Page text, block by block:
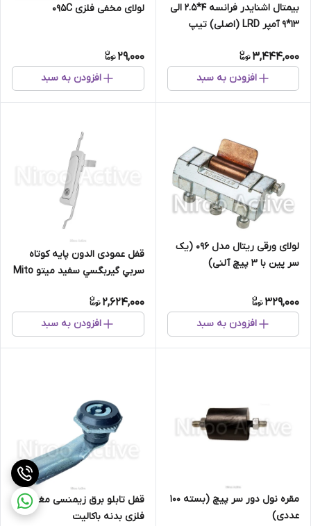
بیمتال اشنایدر فرانسه 4*2.5 الی
13*9 آمپر LRD (اصلی) تیپ
3,444,000
افزودن به سبد
لولای مخفی فلزی 095C
29,000
افزودن به سبد
لولای ورقی ریتال مدل ۰۹۶ (یک
سر پین با ۳ پیچ آلنی)
329,000
افزودن به سبد
قفل عمودی الدون پايه كوتاه
سربي گيربگسي سفید میتو Mito
2,624,000
افزودن به سبد
مقره نول دور سر پیچ (بسته 100
عددی)
قفل تابلو برق زیمنسی مغزی
فلزی بدنه باکالیت